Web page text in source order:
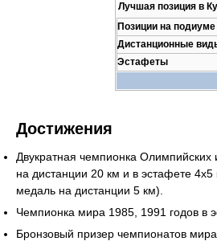
Лучшая позиция в
Позиции на подиуме
Дистанционные
Эстафеты
Достижения
Двукратная чемпионка Олимпийских
на дистанции 20 км и в эстафете
медаль на дистанции 5 км).
Чемпионка мира 1985, 1991 годов в
Бронзовый призер чемпионатов